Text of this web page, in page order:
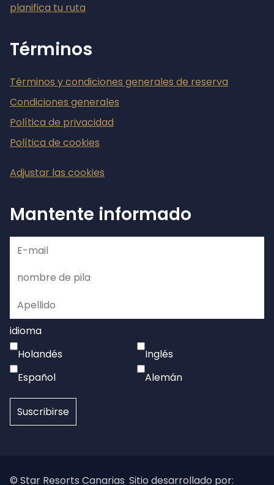
planifica tu ruta
Términos
Términos y condiciones generales de reserva
Condiciones generales
Política de privacidad
Política de cookies
Adjustar las cookies
Mantente informado
idioma
Holandés
Inglés
Español
Alemán
© Star Resorts Canarias Sitio desarrollado por: